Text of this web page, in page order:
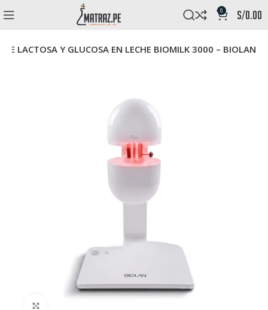
0 s/0.00
LACTOSA Y GLUCOSA EN LECHE BIOMILK 3000 – BIOLAN